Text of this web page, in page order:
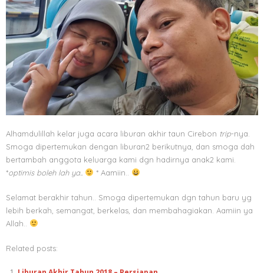
Alhamdulillah kelar juga acara liburan akhir taun Cirebon trip-nya.
Smoga dipertemukan dengan liburan2 berikutnya, dan smoga dah
bertambah anggota keluarga kami dgn hadirnya anak2 kami.
*optimis boleh lah ya.. * Aamiin..
Selamat berakhir tahun.. Smoga dipertemukan dgn tahun baru yg
lebih berkah, semangat, berkelas, dan membahagiakan. Aamiin ya
Allah..
Related posts: